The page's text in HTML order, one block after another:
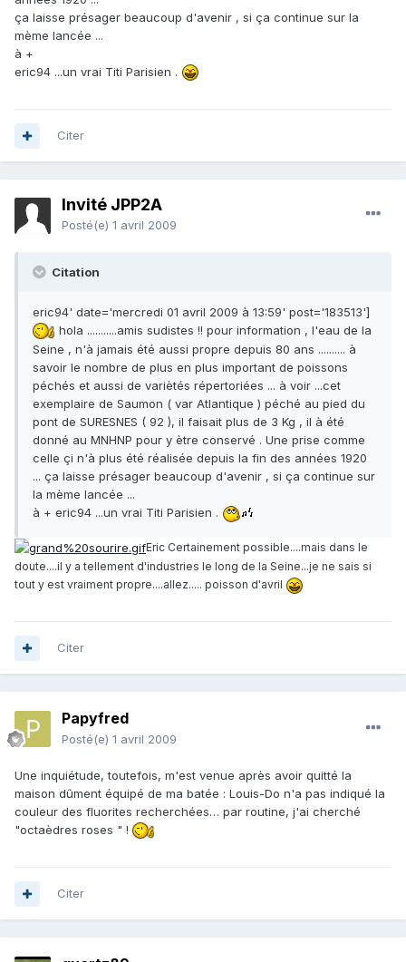
ça laisse présager beaucoup d'avenir , si ça continue sur la
mème lancée ...
à +
eric94 ...un vrai Titi Parisien .
Citer
Invité JPP2A
Posté(e) 1 avril 2009
Citation
eric94' date='mercredi 01 avril 2009 à 13:59' post='183513']
hola ...........amis sudistes !! pour information , l'eau de la
Seine , n'à jamais été aussi propre depuis 80 ans .......... à
savoir le nombre de plus en plus important de poissons
péchés et aussi de variètés répertoriées ... à voir ...cet
exemplaire de Saumon ( var Atlantique ) péché au pied du
pont de SURESNES ( 92 ), il faisait plus de 3 Kg , il à été
donné au MNHNP pour y ètre conservé . Une prise comme
celle çi n'à plus été réalisée depuis la fin des années 1920
... ça laisse présager beaucoup d'avenir , si ça continue sur
la mème lancée ...
à + eric94 ...un vrai Titi Parisien .
Eric Certainement possible....mais dans le
doute....il y a tellement d'industries le long de la Seine...je ne sais si
tout y est vraiment propre....allez..... poisson d'avril
Citer
Papyfred
Posté(e) 1 avril 2009
Une inquiétude, toutefois, m'est venue après avoir quitté la
maison dûment équipé de ma batée : Louis-Do n'a pas indiqué la
couleur des fluorites recherchées… par routine, j'ai cherché
"octaèdres roses " !
Citer